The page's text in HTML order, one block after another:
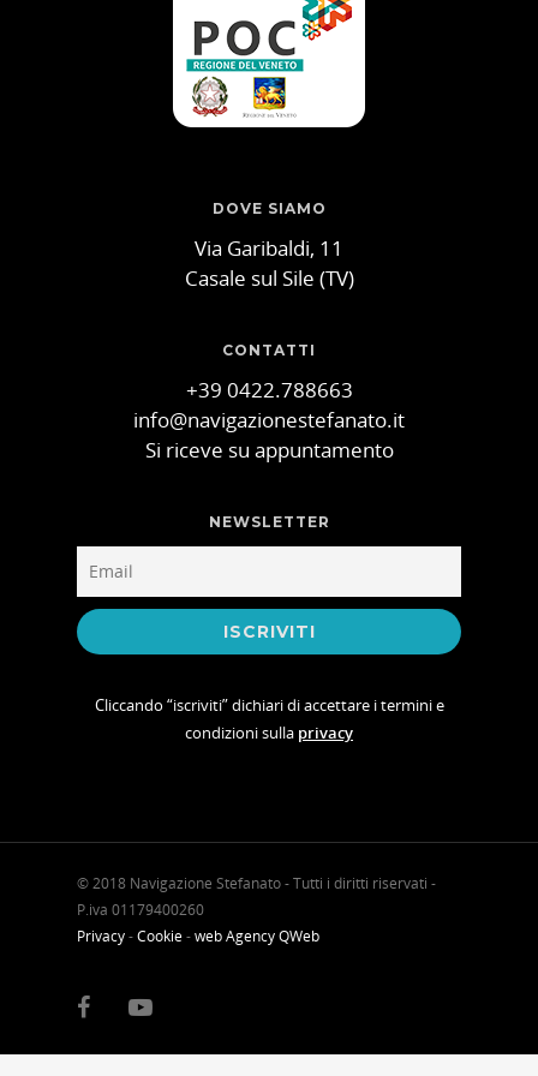
DOVE SIAMO
Via Garibaldi, 11
Casale sul Sile (TV)
CONTATTI
+39 0422.788663
info@navigazionestefanato.it
Si riceve su appuntamento
NEWSLETTER
Cliccando “iscriviti” dichiari di accettare i termini e
condizioni sulla privacy
© 2018 Navigazione Stefanato - Tutti i diritti riservati -
P.iva 01179400260
Privacy-Cookie-web Agency QWeb